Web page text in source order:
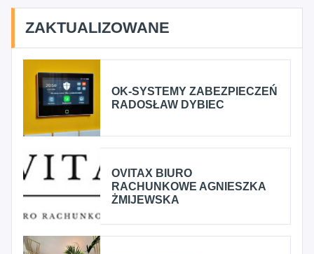
ZAKTUALIZOWANE
OK-SYSTEMY ZABEZPIECZEŃ
RADOSŁAW DYBIEC
OVITAX BIURO
RACHUNKOWE AGNIESZKA
ŻMIJEWSKA